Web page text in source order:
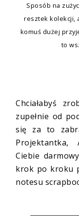
Sposób na
resztek kolekcji,
komuś dużej
to
Chciałabyś
zupełnie od
się za to
Projektantka,
Ciebie
krok po kroku
notesu